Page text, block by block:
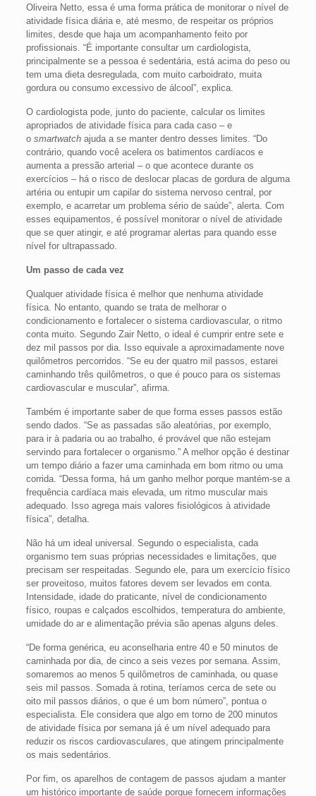
Oliveira Netto, essa é uma forma prática de monitorar o nível de
atividade física diária e, até mesmo, de respeitar os próprios
limites, desde que haja um acompanhamento feito por
profissionais. “É importante consultar um cardiologista,
principalmente se a pessoa é sedentária, está acima do peso ou
tem uma dieta desregulada, com muito carboidrato, muita
gordura ou consumo excessivo de álcool”, explica.
O cardiologista pode, junto do paciente, calcular os limites
apropriados de atividade física para cada caso – e
o smartwatchajuda a se manter dentro desses limites. “Do
contrário, quando você acelera os batimentos cardíacos e
aumenta a pressão arterial – o que acontece durante os
exercícios – há o risco de deslocar placas de gordura de alguma
artéria ou entupir um capilar do sistema nervoso central, por
exemplo, e acarretar um problema sério de saúde”, alerta. Com
esses equipamentos, é possível monitorar o nível de atividade
que se quer atingir, e até programar alertas para quando esse
nível for ultrapassado.
Um passo de cada vez
Qualquer atividade física é melhor que nenhuma atividade
física. No entanto, quando se trata de melhorar o
condicionamento e fortalecer o sistema cardiovascular, o ritmo
conta muito. Segundo Zair Netto, o ideal é cumprir entre sete e
dez mil passos por dia. Isso equivale a aproximadamente nove
quilômetros percorridos. “Se eu der quatro mil passos, estarei
caminhando três quilômetros, o que é pouco para os sistemas
cardiovascular e muscular”, afirma.
Também é importante saber de que forma esses passos estão
sendo dados. “Se as passadas são aleatórias, por exemplo,
para ir à padaria ou ao trabalho, é provável que não estejam
servindo para fortalecer o organismo.” A melhor opção é destinar
um tempo diário a fazer uma caminhada em bom ritmo ou uma
corrida. “Dessa forma, há um ganho melhor porque mantém-se a
frequência cardíaca mais elevada, um ritmo muscular mais
adequado. Isso agrega mais valores fisiológicos à atividade
física”, detalha.
Não há um ideal universal. Segundo o especialista, cada
organismo tem suas próprias necessidades e limitações, que
precisam ser respeitadas. Segundo ele, para um exercício físico
ser proveitoso, muitos fatores devem ser levados em conta.
Intensidade, idade do praticante, nível de condicionamento
físico, roupas e calçados escolhidos, temperatura do ambiente,
umidade do ar e alimentação prévia são apenas alguns deles.
“De forma genérica, eu aconselharia entre 40 e 50 minutos de
caminhada por dia, de cinco a seis vezes por semana. Assim,
somaremos ao menos 5 quilômetros de caminhada, ou quase
seis mil passos. Somada à rotina, teríamos cerca de sete ou
oito mil passos diários, o que é um bom número”, pontua o
especialista. Ele considera que algo em torno de 200 minutos
de atividade física por semana já é um nível adequado para
reduzir os riscos cardiovasculares, que atingem principalmente
os mais sedentários.
Por fim, os aparelhos de contagem de passos ajudam a manter
um histórico importante de saúde porque fornecem informações